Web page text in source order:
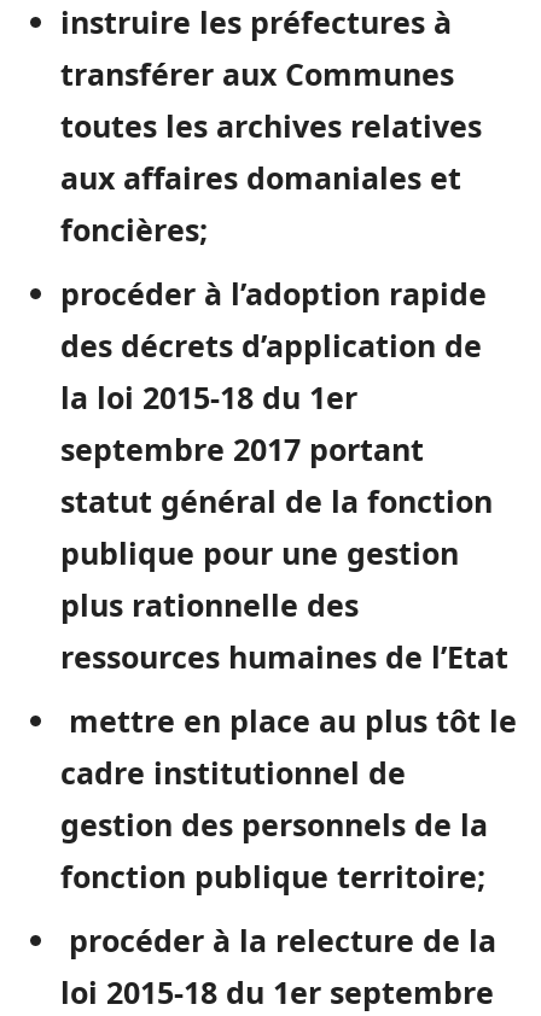
instruire les préfectures à
transférer aux Communes
toutes les archives relatives
aux affaires domaniales et
foncières;
procéder à l’adoption rapide
des décrets d’application de
la loi 2015-18 du 1er
septembre 2017 portant
statut général de la fonction
publique pour une gestion
plus rationnelle des
ressources humaines de l’Etat
mettre en place au plus tôt le
cadre institutionnel de
gestion des personnels de la
fonction publique territoire;
procéder à la relecture de la
loi 2015-18 du 1er septembre